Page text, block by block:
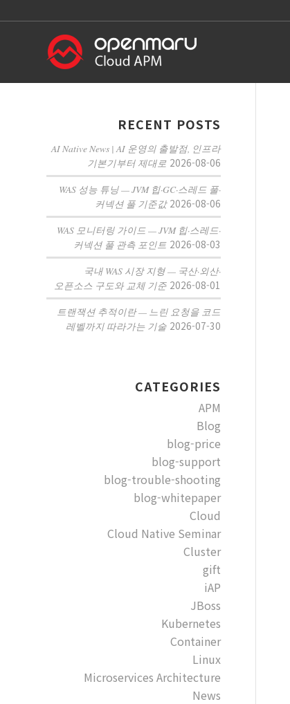
RECENT POSTS
AI Native News | AI 운영의 출발점, 인프라
기본기부터 제대로 2026-08-06
WAS 성능 튜닝 — JVM 힙·GC·스레드 풀·
커넥션 풀 기준값 2026-08-06
WAS 모니터링 가이드 — JVM 힙·스레드·
커넥션 풀 관측 포인트 2026-08-03
국내 WAS 시장 지형 — 국산·외산·
오픈소스 구도와 교체 기준 2026-08-01
트랜잭션 추적이란 — 느린 요청을 코드
레벨까지 따라가는 기술 2026-07-30
CATEGORIES
APM
Blog
blog-price
blog-support
blog-trouble-shooting
blog-whitepaper
Cloud
Cloud Native Seminar
Cluster
gift
iAP
JBoss
Kubernetes
Container
Linux
Microservices Architecture
News